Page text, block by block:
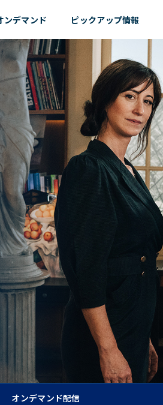
ンデマンド ピックアップ情報
オンデマンド配信